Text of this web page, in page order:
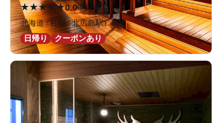
★★★★★0.00件の口コミ
北海道 / 札幌 / 北広島駅1.4km
日帰り
クーポンあり